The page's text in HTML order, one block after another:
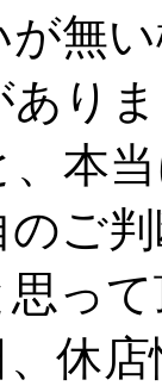
無
あり
、本
ご
思っ
休